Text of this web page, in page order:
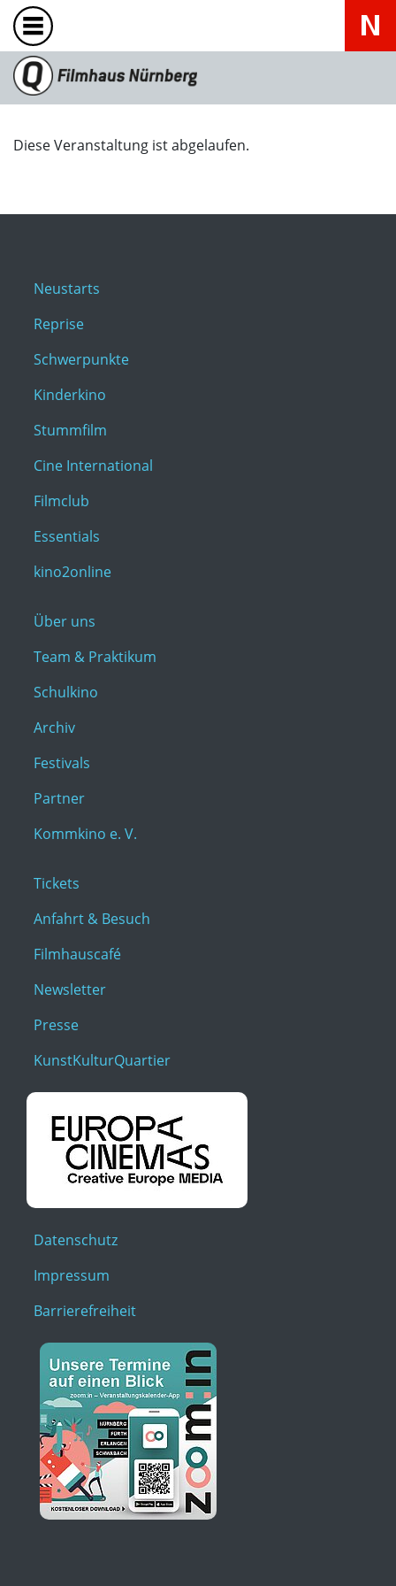
Diese Veranstaltung ist abgelaufen.
Neustarts
Reprise
Schwerpunkte
Kinderkino
Stummfilm
Cine International
Filmclub
Essentials
kino2online
Über uns
Team & Praktikum
Schulkino
Archiv
Festivals
Partner
Kommkino e. V.
Tickets
Anfahrt & Besuch
Filmhauscafé
Newsletter
Presse
KunstKulturQuartier
Datenschutz
Impressum
Barrierefreiheit